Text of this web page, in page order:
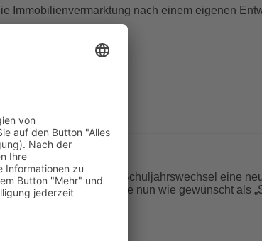
Immobilienvermarktung nach einem eigenen
ich pünktlich zum Schuljahrswechsel eine
sich die Schule nun wie gewünscht als
betreut.